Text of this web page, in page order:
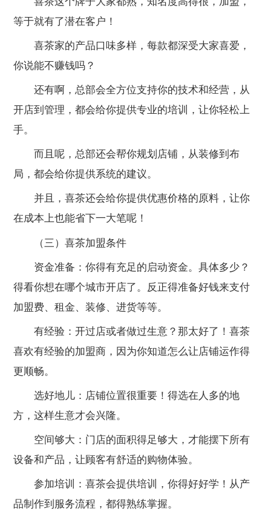
等于就有了潜在客户！
喜茶家的产品口味多样，每款都深受大家喜爱，
你说能不赚钱吗？
还有啊，总部会全方位支持你的技术和经营，从
开店到管理，都会给你提供专业的培训，让你轻松上
手。
而且呢，总部还会帮你规划店铺，从装修到布
局，都会给你提供系统的建议。
并且，喜茶还会给你提供优惠价格的原料，让你
在成本上也能省下一大笔呢！
（三）喜茶加盟条件
资金准备：你得有充足的启动资金。具体多少？
得看你想在哪个城市开店了。反正得准备好钱来支付
加盟费、租金、装修、进货等等。
有经验：开过店或者做过生意？那太好了！喜茶
喜欢有经验的加盟商，因为你知道怎么让店铺运作得
更顺畅。
选好地儿：店铺位置很重要！得选在人多的地
方，这样生意才会兴隆。
空间够大：门店的面积得足够大，才能摆下所有
设备和产品，让顾客有舒适的购物体验。
参加培训：喜茶会提供培训，你得好好学！从产
品制作到服务流程，都得熟练掌握。